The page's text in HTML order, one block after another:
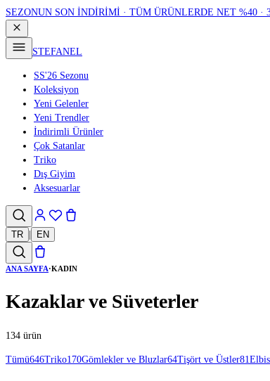
SEZONUN SON İNDİRİMİ · TÜM ÜRÜNLERDE NET %40 ·
STEFANEL
SS'26 Sezonu
Koleksiyon
Yeni Gelenler
Yeni Trendler
İndirimli Ürünler
Çok Satanlar
Triko
Dış Giyim
Aksesuarlar
TR EN
ANA SAYFA·KADIN
Kazaklar ve Süveterler
134 ürün
Tümü646Triko170Gömlekler ve Bluzlar64Tişört ve Üstler81